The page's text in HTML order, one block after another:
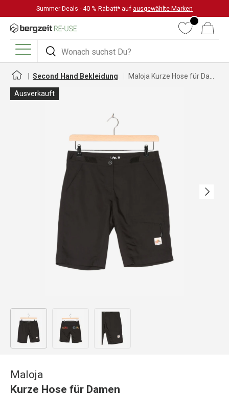
DIREKT ZUM INHALT
Summer Deals - 40 % Rabatt* auf ausgewählte Marken
Suchen
Suchen
WunschlisteWarenkorb
Menü
Second Hand Bekleidung
Ausverkauft
Nächste
Bild 1 in Galerieansicht laden
Maloja
Kurze Hose für Damen